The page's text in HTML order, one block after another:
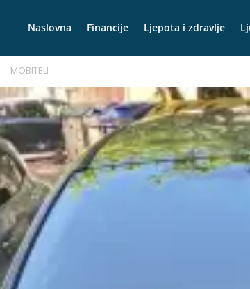
Naslovna Financije Ljepota i zdravlje